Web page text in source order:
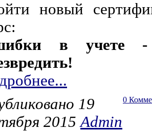
новый
в учете
0
19
2015Admin